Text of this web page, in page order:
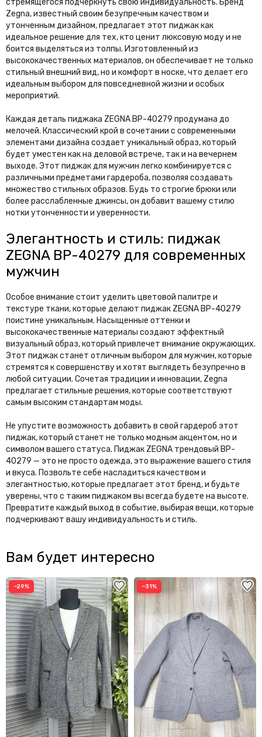
Zegna, известный своим безупречным качеством и
утонченным дизайном, предлагает этот пиджак как
идеальное решение для тех, кто ценит люксовую моду и не
боится выделяться из толпы. Изготовленный из
высококачественных материалов, он обеспечивает не только
стильный внешний вид, но и комфорт в носке, что делает его
идеальным выбором для повседневной жизни и особых
мероприятий.
Каждая деталь пиджака ZEGNA BP-40279 продумана до
мелочей. Классический крой в сочетании с современными
элементами дизайна создает уникальный образ, который
будет уместен как на деловой встрече, так и на вечернем
выходе. Этот пиджак для мужчин легко комбинируется с
различными предметами гардероба, позволяя создавать
множество стильных образов. Будь то строгие брюки или
более расслабленные джинсы, он добавит вашему стилю
нотки утонченности и уверенности.
Элегантность и стиль: пиджак
ZEGNA BP-40279 для современных
мужчин
Особое внимание стоит уделить цветовой палитре и
текстуре ткани, которые делают пиджак ZEGNA BP-40279
поистине уникальным. Насыщенные оттенки и
высококачественные материалы создают эффектный
визуальный образ, который привлечет внимание окружающих.
Этот пиджак станет отличным выбором для мужчин, которые
стремятся к совершенству и хотят выглядеть безупречно в
любой ситуации. Сочетая традиции и инновации, Zegna
предлагает стильные решения, которые соответствуют
самым высоким стандартам моды.
Не упустите возможность добавить в свой гардероб этот
пиджак, который станет не только модным акцентом, но и
символом вашего статуса. Пиджак ZEGNA трендовый BP-
40279 — это не просто одежда, это выражение вашего стиля
и вкуса. Позвольте себе насладиться качеством и
элегантностью, которые предлагает этот бренд, и будьте
уверены, что с таким пиджаком вы всегда будете на высоте.
Превратите каждый выход в событие, выбирая вещи, которые
подчеркивают вашу индивидуальность и стиль.
Вам будет интересно
−29% −31%